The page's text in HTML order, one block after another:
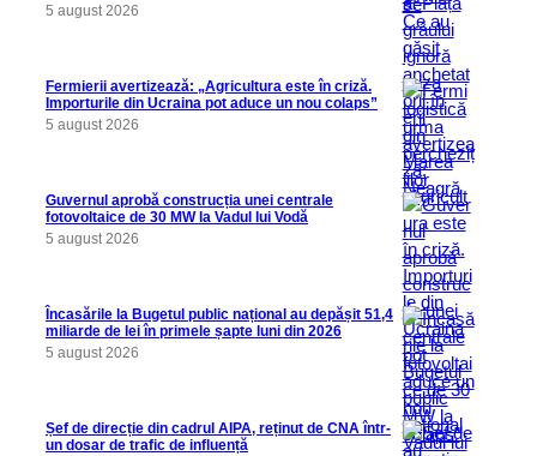
5 august 2026
Fermierii avertizează: „Agricultura este în criză.
Importurile din Ucraina pot aduce un nou colaps”
5 august 2026
Guvernul aprobă construcția unei centrale
fotovoltaice de 30 MW la Vadul lui Vodă
5 august 2026
Încasările la Bugetul public național au depășit 51,4
miliarde de lei în primele șapte luni din 2026
5 august 2026
Șef de direcție din cadrul AIPA, reținut de CNA într-
un dosar de trafic de influență